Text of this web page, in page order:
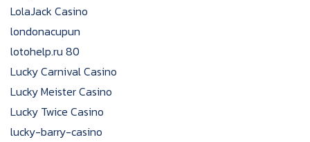
LolaJack Casino
londonacupun
lotohelp.ru 80
Lucky Carnival Casino
Lucky Meister Casino
Lucky Twice Casino
lucky-barry-casino